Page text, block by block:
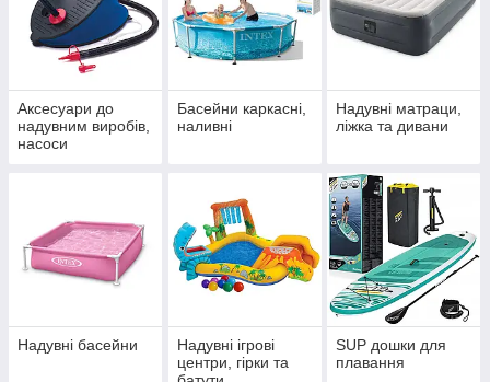
Аксесуари до
надувним виробів,
насоси
Басейни каркасні,
наливні
Надувні матраци,
ліжка та дивани
Надувні басейни
Надувні ігрові
центри, гірки та
SUP дошки для
плавання